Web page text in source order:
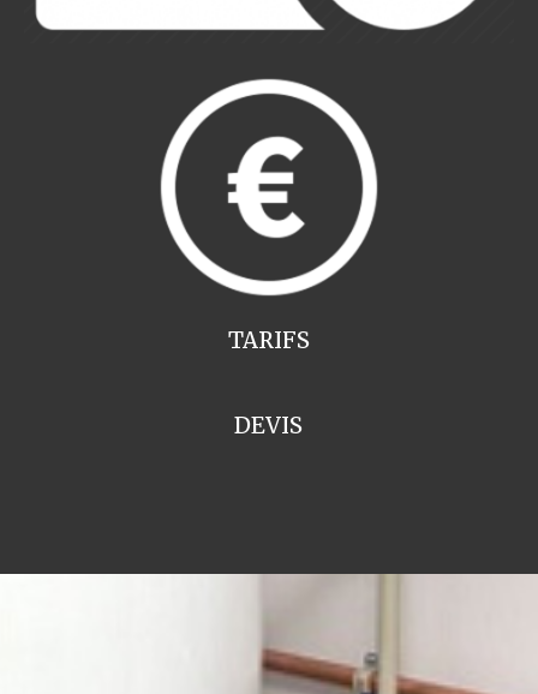
TARIFS
DEVIS